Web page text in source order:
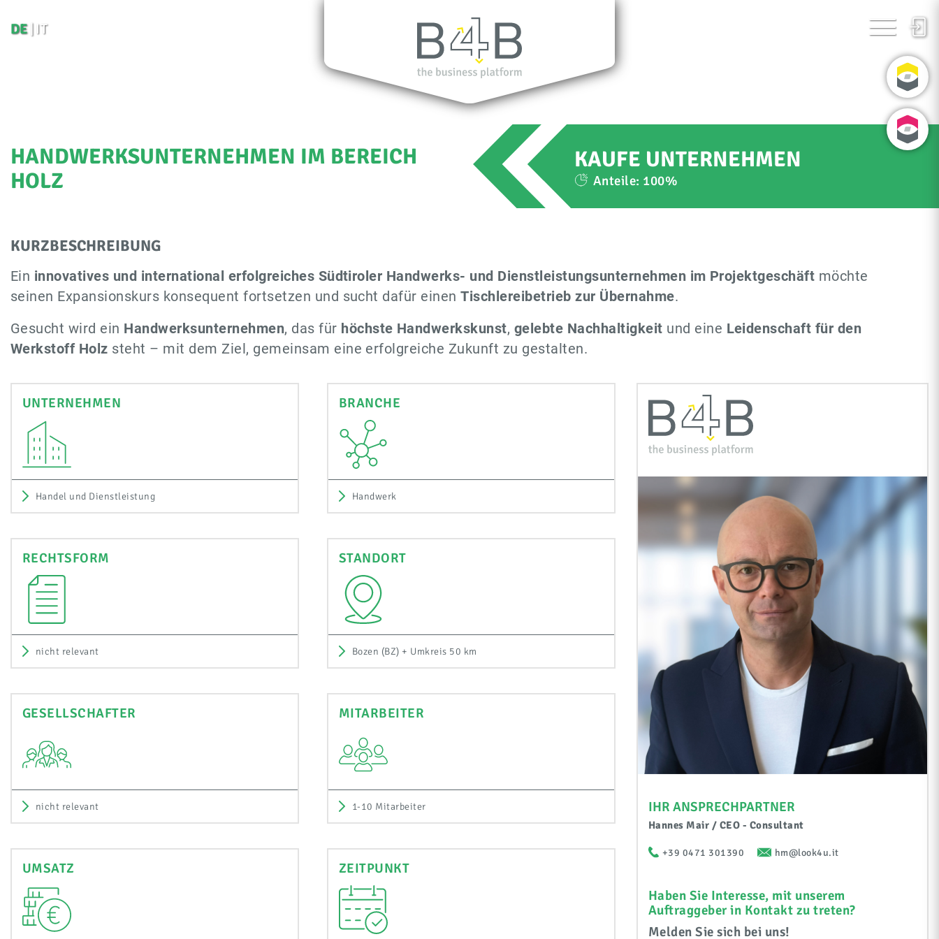
DE IT
KAUFE UNTERNEHMEN
Anteile: 100%
HANDWERKSUNTERNEHMEN IM BEREICH
HOLZ
KURZBESCHREIBUNG
Ein innovatives und international erfolgreiches Südtiroler Handwerks- und Dienstleistungsunternehmen im Projektgeschäft möchte
seinen Expansionskurs konsequent fortsetzen und sucht dafür einenTischlereibetrieb zur Übernahme.
Gesucht wird ein Handwerksunternehmen, das für höchste Handwerkskunst, gelebte Nachhaltigkeit und eine Leidenschaft für den
Werkstoff Holz steht – mit dem Ziel, gemeinsam eine erfolgreiche Zukunft zu gestalten.
UNTERNEHMEN
Handel und Dienstleistung
BRANCHE
Handwerk
RECHTSFORM
nicht relevant
STANDORT
Bozen (BZ) + Umkreis 50 km
GESELLSCHAFTER
nicht relevant
MITARBEITER
1-10 Mitarbeiter
UMSATZ ZEITPUNKT
IHR ANSPRECHPARTNER
Hannes Mair / CEO - Consultant
+39 0471 301390 hm@look4u.it
Haben Sie Interesse, mit unserem
Auftraggeber in Kontakt zu treten?
Melden Sie sich bei uns!